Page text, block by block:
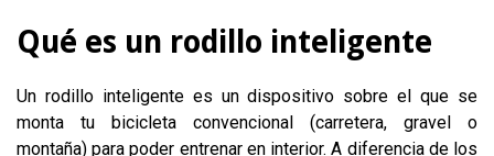
Qué es un rodillo inteligente
Un rodillo inteligente es un dispositivo sobre el que se
monta tu bicicleta convencional (carretera, gravel o
montaña) para poder entrenar en interior. A diferencia de los